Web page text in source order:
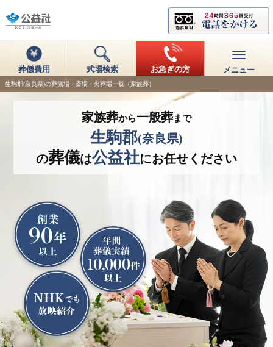
葬儀費用 式場検索 お急ぎの方 メニュー
生駒郡(奈良県)の葬儀場・斎場・火葬場一覧（家族葬）
家族葬から一般葬まで
生駒郡(奈良県)
の葬儀は公益社にお任せください